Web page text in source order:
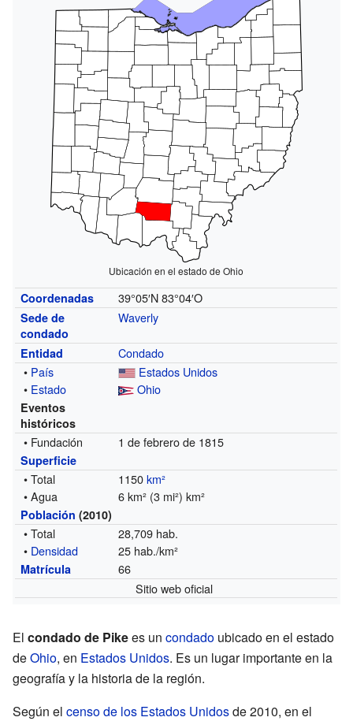
Ubicación en el estado de Ohio
Coordenadas 39°05′N 83°04′O
Sede de
condado
Waverly
Entidad
Condado
• País
Estados Unidos
• Estado Ohio
Eventos
históricos
• Fundación 1 de febrero de 1815
Superficie
• Total 1150km²
• Agua
6 km² (3 mi²) km²
Población (2010)
• Total
28,709 hab.
• Densidad 25 hab./km²
Matrícula
66
Sitio web oficial
El condado de Pikees un condado ubicado en el estado
deOhio, en Estados Unidos. Es un lugar importante en la
geografía y la historia de la región.
Según el censo de los Estados Unidosde 2010, en el